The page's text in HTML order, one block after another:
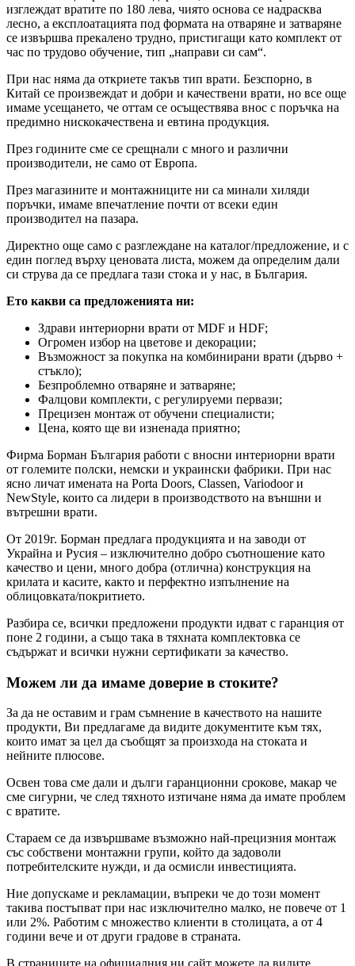
изглеждат вратите по 180 лева, чиято основа се надрасква
лесно, а експлоатацията под формата на отваряне и затваряне
се извършва прекалено трудно, пристигащи като комплект от
час по трудово обучение, тип „направи си сам“.
При нас няма да откриете такъв тип врати. Безспорно, в
Китай се произвеждат и добри и качествени врати, но все още
имаме усещането, че оттам се осъществява внос с поръчка на
предимно нискокачествена и евтина продукция.
През годините сме се срещнали с много и различни
производители, не само от Европа.
През магазините и монтажниците ни са минали хиляди
поръчки, имаме впечатление почти от всеки един
производител на пазара.
Директно още само с разглеждане на каталог/предложение, и с
един поглед върху ценовата листа, можем да определим дали
си струва да се предлага тази стока и у нас, в България.
Ето какви са предложенията ни:
Здрави интериорни врати от MDF и HDF;
Огромен избор на цветове и декорации;
Възможност за покупка на комбинирани врати (дърво +
стъкло);
Безпроблемно отваряне и затваряне;
Фалцови комплекти, с регулируеми первази;
Прецизен монтаж от обучени специалисти;
Цена, която ще ви изненада приятно;
Фирма Борман България работи с вносни интериорни врати
от големите полски, немски и украински фабрики. При нас
ясно личат имената на Porta Doors, Classen, Variodoor и
NewStyle, които са лидери в производството на външни и
вътрешни врати.
От 2019г. Борман предлага продукцията и на заводи от
Украйна и Русия – изключително добро съотношение като
качество и цени, много добра (отлична) конструкция на
крилата и касите, както и перфектно изпълнение на
облицовката/покритието.
Разбира се, всички предложени продукти идват с гаранция от
поне 2 години, а също така в тяхната комплектовка се
съдържат и всички нужни сертификати за качество.
Можем ли да имаме доверие в стоките?
За да не оставим и грам съмнение в качеството на нашите
продукти, Ви предлагаме да видите документите към тях,
които имат за цел да съобщят за произхода на стоката и
нейните плюсове.
Освен това сме дали и дълги гаранционни срокове, макар че
сме сигурни, че след тяхното изтичане няма да имате проблем
с вратите.
Стараем се да извършваме възможно най-прецизния монтаж
със собствени монтажни групи, който да задоволи
потребителските нужди, и да осмисли инвестицията.
Ние допускаме и рекламации, въпреки че до този момент
такива постъпват при нас изключително малко, не повече от 1
или 2%. Работим с множество клиенти в столицата, а от 4
години вече и от други градове в страната.